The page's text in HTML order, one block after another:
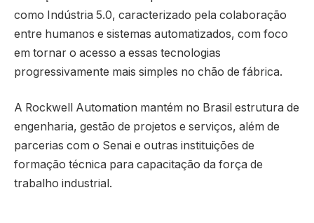
como Indústria 5.0, caracterizado pela colaboração
entre humanos e sistemas automatizados, com foco
em tornar o acesso a essas tecnologias
progressivamente mais simples no chão de fábrica.
A Rockwell Automation mantém no Brasil estrutura de
engenharia, gestão de projetos e serviços, além de
parcerias com o Senai e outras instituições de
formação técnica para capacitação da força de
trabalho industrial.